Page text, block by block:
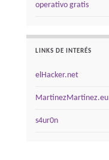
operativo gratis
LINKS DE INTERÉS
elHacker.net
MartinezMartinez.eu
s4ur0n